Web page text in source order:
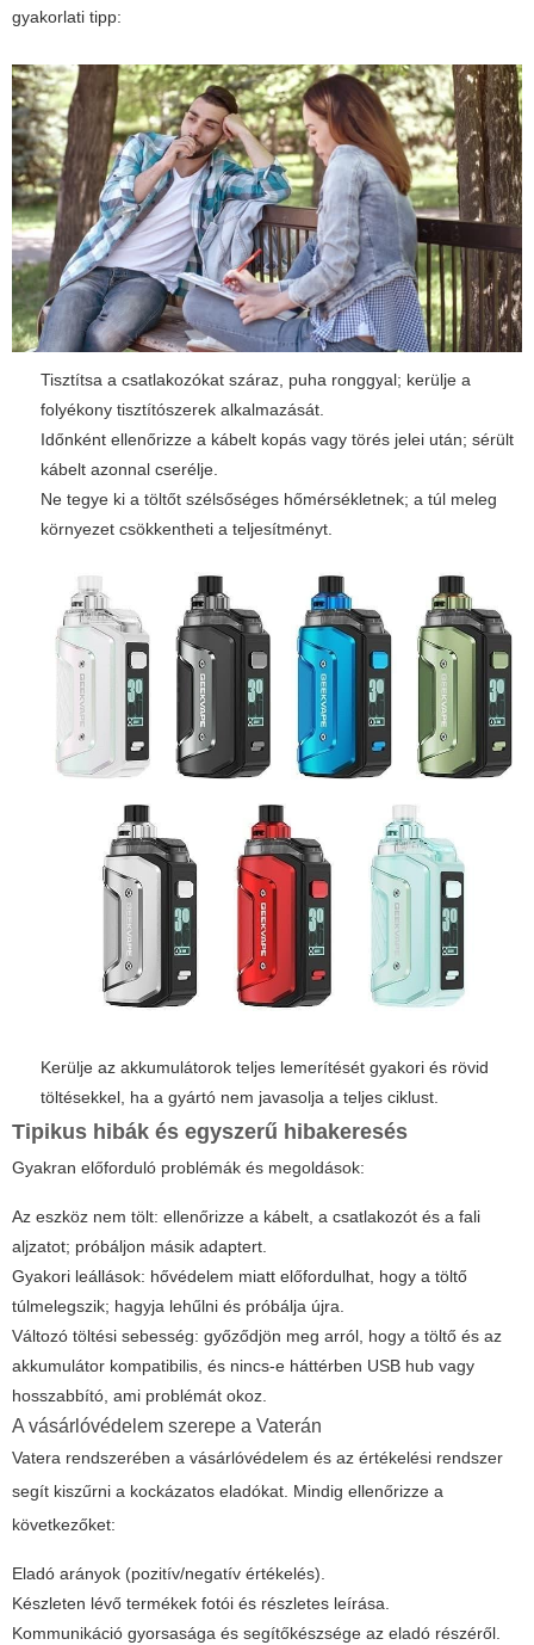
gyakorlati tipp:
Tisztítsa a csatlakozókat száraz, puha ronggyal; kerülje a
folyékony tisztítószerek alkalmazását.
Időnként ellenőrizze a kábelt kopás vagy törés jelei után; sérült
kábelt azonnal cserélje.
Ne tegye ki a töltőt szélsőséges hőmérsékletnek; a túl meleg
környezet csökkentheti a teljesítményt.
Kerülje az akkumulátorok teljes lemerítését gyakori és rövid
töltésekkel, ha a gyártó nem javasolja a teljes ciklust.
Tipikus hibák és egyszerű hibakeresés
Gyakran előforduló problémák és megoldások:
Az eszköz nem tölt: ellenőrizze a kábelt, a csatlakozót és a fali
aljzatot; próbáljon másik adaptert.
Gyakori leállások: hővédelem miatt előfordulhat, hogy a töltő
túlmelegszik; hagyja lehűlni és próbálja újra.
Változó töltési sebesség: győződjön meg arról, hogy a töltő és az
akkumulátor kompatibilis, és nincs-e háttérben USB hub vagy
hosszabbító, ami problémát okoz.
A vásárlóvédelem szerepe a Vaterán
Vatera rendszerében a vásárlóvédelem és az értékelési rendszer
segít kiszűrni a kockázatos eladókat. Mindig ellenőrizze a
következőket:
Eladó arányok (pozitív/negatív értékelés).
Készleten lévő termékek fotói és részletes leírása.
Kommunikáció gyorsasága és segítőkészsége az eladó részéről.